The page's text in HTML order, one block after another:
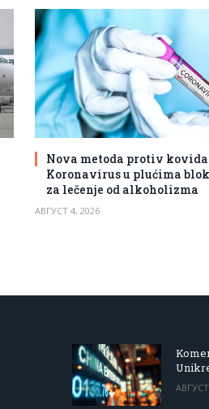
Nova metoda protiv
Koronavirus u plućima
za lečenje od alkoholizma
АВГУСТ 4, 2026